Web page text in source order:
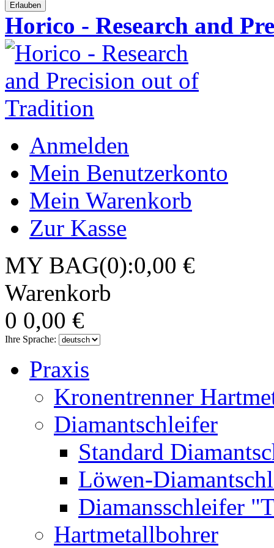
Erlauben
Horico - Research and
Anmelden
Mein Benutzerkonto
Mein Warenkorb
Zur Kasse
MY BAG(0):0,00 €
Warenkorb
0 0,00 €
Ihre Sprache:
Praxis
Kronentrenner
Diamantschleifer
Standard
Löwen-
Diamansschleifer
Hartmetallbohrer